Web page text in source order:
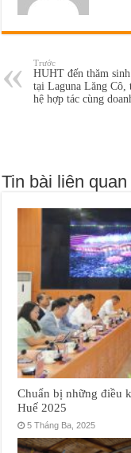
Trước
HUHT đến thăm
tại Laguna Lăng Cô,
hệ hợp tác cùng
Tin bài liên quan
Chuẩn bị những điều
Huế 2025
5 Tháng Ba, 2025